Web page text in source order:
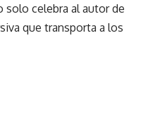
solo celebra al autor de
que transporta a los